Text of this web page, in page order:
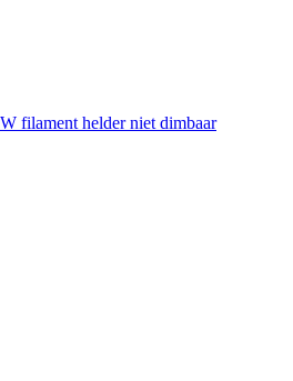
filament helder niet dimbaar